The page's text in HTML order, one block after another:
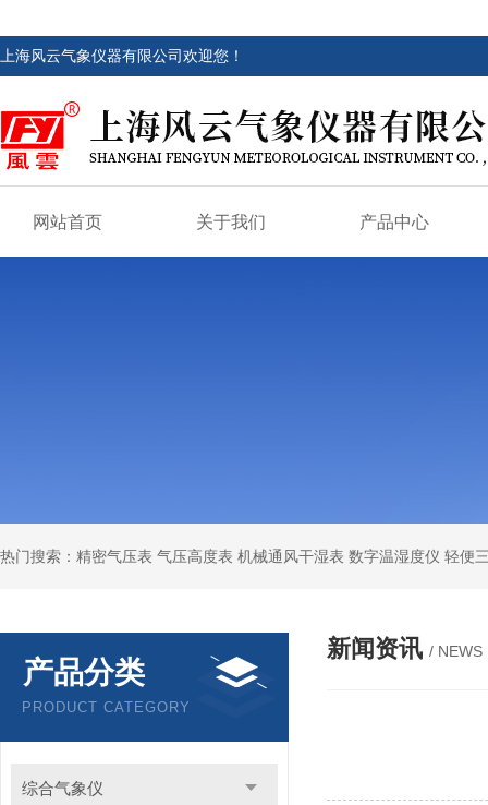
上海风云气象仪器有限公司欢迎您！
网站首页 关于我们 产品中心
产品分类
PRODUCT CATEGORY
综合气象仪
新闻资讯 / NEWS